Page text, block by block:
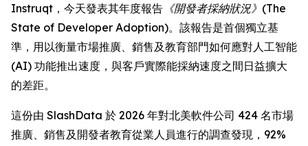
Instruqt，今天發表其年度報告 《開發者採納狀況》(The
State of Developer Adoption)。該報告是首個獨立基
準，用以衡量市場推廣、銷售及教育部門如何應對人工智能
(AI) 功能推出速度，與客戶實際能採納速度之間日益擴大
的差距。
這份由 SlashData 於 2026 年對北美軟件公司 424 名市場
推廣、銷售及開發者教育從業人員進行的調查發現，92%